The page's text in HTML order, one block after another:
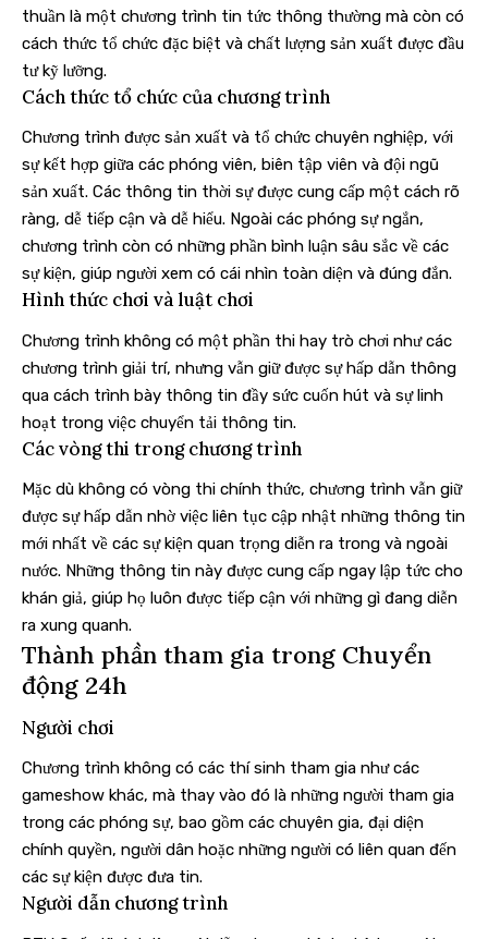
thuần là một chương trình tin tức thông thường mà còn có
cách thức tổ chức đặc biệt và chất lượng sản xuất được đầu
tư kỹ lưỡng.
Cách thức tổ chức của chương trình
Chương trình được sản xuất và tổ chức chuyên nghiệp, với
sự kết hợp giữa các phóng viên, biên tập viên và đội ngũ
sản xuất. Các thông tin thời sự được cung cấp một cách rõ
ràng, dễ tiếp cận và dễ hiểu. Ngoài các phóng sự ngắn,
chương trình còn có những phần bình luận sâu sắc về các
sự kiện, giúp người xem có cái nhìn toàn diện và đúng đắn.
Hình thức chơi và luật chơi
Chương trình không có một phần thi hay trò chơi như các
chương trình giải trí, nhưng vẫn giữ được sự hấp dẫn thông
qua cách trình bày thông tin đầy sức cuốn hút và sự linh
hoạt trong việc chuyển tải thông tin.
Các vòng thi trong chương trình
Mặc dù không có vòng thi chính thức, chương trình vẫn giữ
được sự hấp dẫn nhờ việc liên tục cập nhật những thông tin
mới nhất về các sự kiện quan trọng diễn ra trong và ngoài
nước. Những thông tin này được cung cấp ngay lập tức cho
khán giả, giúp họ luôn được tiếp cận với những gì đang diễn
ra xung quanh.
Thành phần tham gia trong Chuyển
động 24h
Người chơi
Chương trình không có các thí sinh tham gia như các
gameshow khác, mà thay vào đó là những người tham gia
trong các phóng sự, bao gồm các chuyên gia, đại diện
chính quyền, người dân hoặc những người có liên quan đến
các sự kiện được đưa tin.
Người dẫn chương trình